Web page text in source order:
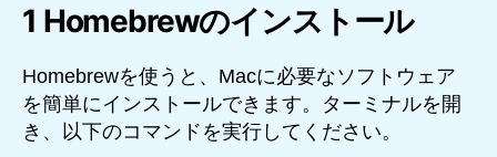
1 Homebrewのインストール
Homebrewを使うと、Macに必要なソフトウェア
を簡単にインストールできます。ターミナルを開
き、以下のコマンドを実行してください。